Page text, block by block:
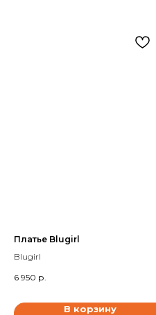
Платье Blugirl
Blugirl
6 950 р.
В корзину